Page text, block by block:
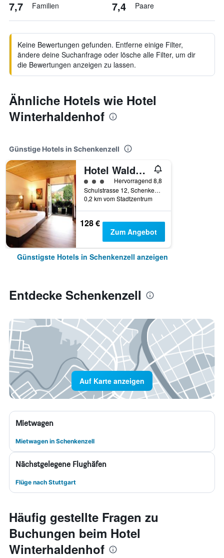
7,7 Familien 7,4 Paare
Keine Bewertungen gefunden. Entferne einige Filter,
ändere deine Suchanfrage oder lösche alle Filter, um dir
die Bewertungen anzeigen zu lassen.
Ähnliche Hotels wie Hotel
Winterhaldenhof
Günstige Hotels in Schenkenzell
Hotel Waldblick
Bewertungskategorie 3
Hervorragend 8,8
Schulstrasse 12, Schenkenzell, Baden-Württemberg, Deutschland
0,2 km vom Stadtzentrum
128 €
Zum Angebot
Günstigste Hotels in Schenkenzell anzeigen
Entdecke Schenkenzell
Auf Karte anzeigen
Mietwagen
Mietwagen in Schenkenzell
Nächstgelegene Flughäfen
Flüge nach Stuttgart
Häufig gestellte Fragen zu
Buchungen beim Hotel
Winterhaldenhof